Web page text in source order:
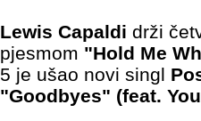
Lewis Capaldi drži
pjesmom "Hold Me
5 je ušao novi singl
"Goodbyes" (feat.